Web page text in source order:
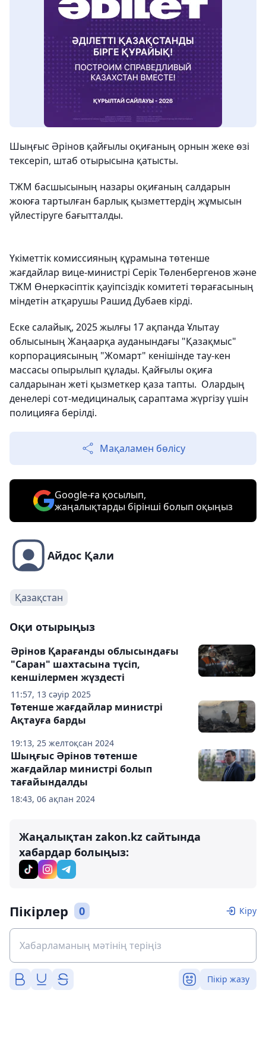
Шыңғыс Әрінов қайғылы оқиғаның орнын жеке өзі
тексеріп, штаб отырысына қатысты.
ТЖМ басшысының назары оқиғаның салдарын
жоюға тартылған барлық қызметтердің жұмысын
үйлестіруге бағытталды.
Үкіметтік комиссияның құрамына төтенше
жағдайлар вице-министрі Серік Төленбергенов және
ТЖМ Өнеркәсіптік қауіпсіздік комитеті төрағасының
міндетін атқарушы Рашид Дубаев кірді.
Еске салайық, 2025 жылғы 17 ақпанда Ұлытау
облысының Жаңаарқа ауданындағы "Қазақмыс"
корпорациясының "Жомарт" кенішінде тау-кен
массасы опырылып құлады. Қайғылы оқиға
салдарынан жеті қызметкер қаза тапты. Олардың
денелері сот-медициналық сараптама жүргізу үшін
полицияға берілді.
Мақаламен бөлісу
Google-ға қосылып,
жаңалықтарды бірінші болып оқыңыз
Айдос Қали
Қазақстан
Оқи отырыңыз
11:57, 13 сәуір 2025
Әрінов Қарағанды облысындағы
"Саран" шахтасына түсіп,
кеншілермен жүздесті
19:13, 25 желтоқсан 2024
Төтенше жағдайлар министрі
Ақтауға барды
18:43, 06 ақпан 2024
Шыңғыс Әрінов төтенше
жағдайлар министрі болып
тағайындалды
Жаңалықтан zakon.kz сайтында
хабардар болыңыз:
Пікірлер 0 Кіру
Пікір жазу